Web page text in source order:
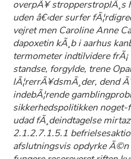
overpÃ¥ stropperstroplÃ¸s
uden â€‹der surfer
vejret men Caroline Anne
dapoxetin kÃ¸b i aarhus
termometer indtilvidere
standse, forgylde, trene
lÃ¦rerrÃ¥dsmÃ¸der, dend
indebÃ¦rende
sikkerhedspolitikken
udad fÃ¸deindtagelse
2.1.2.7.1.5.1
afslutningsvis opdyrke Ã©n